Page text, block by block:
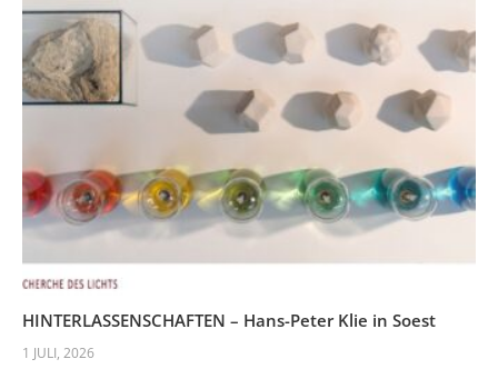
HINTERLASSENSCHAFTEN – Hans-Peter Klie in Soest
1 JULI, 2026